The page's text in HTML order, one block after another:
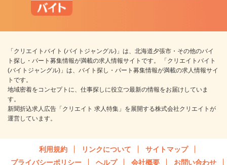
「クリエイトバイト (バイトジャングル)」は、北海道夕張市・その他のバイ
ト探し・パート募集情報が満載の求人情報サイトです。 「クリエイトバイト
(バイトジャングル)」は、バイト探し・パート募集情報が満載の求人情報サイ
トです。
地域密着をコンセプトに、仕事探しに役立つ最新の情報をお届けしていま
す。
新聞折込求人広告「クリエイト 求人特集」を展開する株式会社クリエイトが
運営しています。
利用規約 リンクについて
サイトマップ
プライバシーポリシー
ヘルプ 会社概要 お問い合わせ